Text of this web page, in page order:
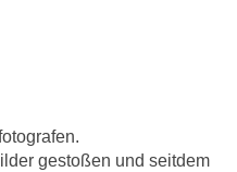
gestoßen und seitdem